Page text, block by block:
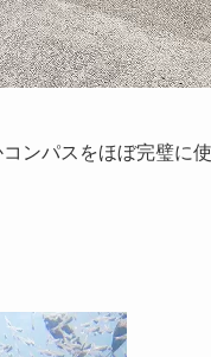
ンパスをほぼ完璧に